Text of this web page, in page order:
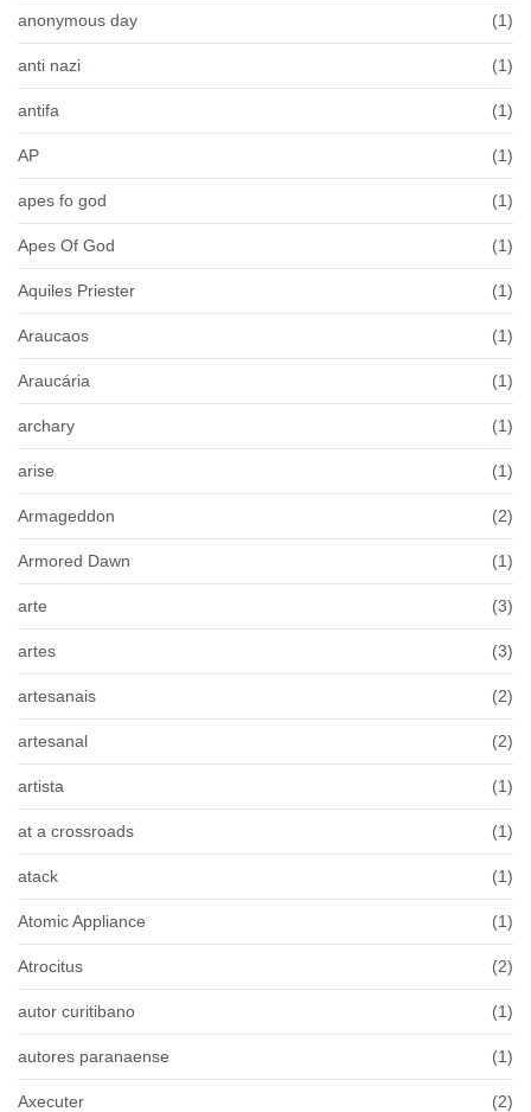
anonymous day (1)
anti nazi (1)
antifa (1)
AP (1)
apes fo god (1)
Apes Of God (1)
Aquiles Priester (1)
Araucaos (1)
Araucária (1)
archary (1)
arise (1)
Armageddon (2)
Armored Dawn (1)
arte (3)
artes (3)
artesanais (2)
artesanal (2)
artista (1)
at a crossroads (1)
atack (1)
Atomic Appliance (1)
Atrocitus (2)
autor curitibano (1)
autores paranaense (1)
Axecuter (2)